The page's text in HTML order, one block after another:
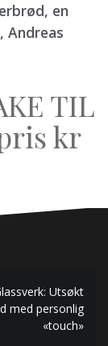
en
Andreas
TIL
kr
Utsøkt
med personlig
«touch»